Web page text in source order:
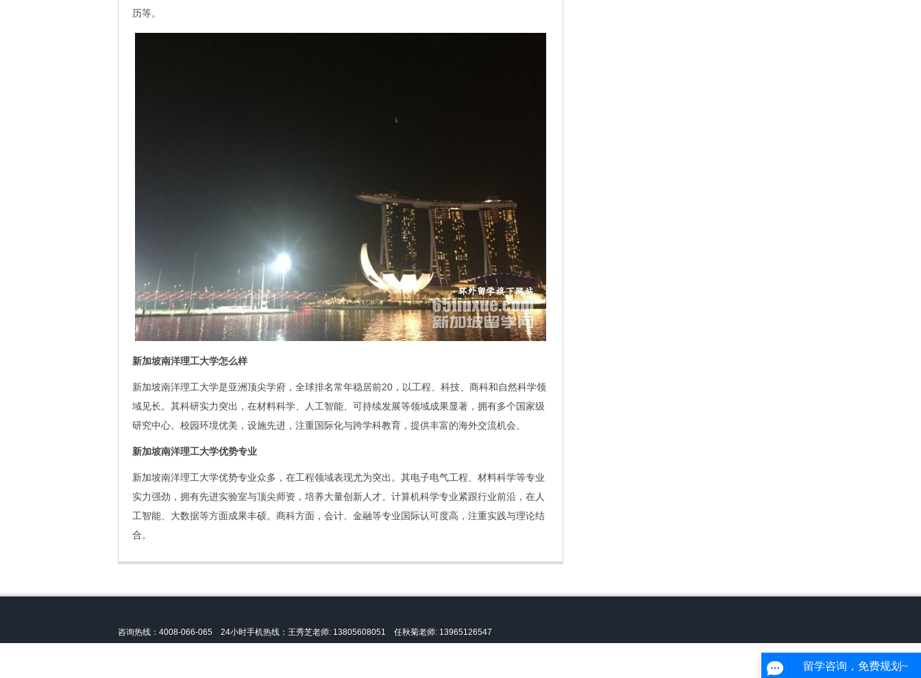
历等。
新加坡南洋理工大学怎么样
新加坡南洋理工大学是亚洲顶尖学府，全球排名常年稳居前20，以工程、科技、商科和自然科学领
域见长。其科研实力突出，在材料科学、人工智能、可持续发展等领域成果显著，拥有多个国家级
研究中心。校园环境优美，设施先进，注重国际化与跨学科教育，提供丰富的海外交流机会。
新加坡南洋理工大学优势专业
新加坡南洋理工大学优势专业众多，在工程领域表现尤为突出。其电子电气工程、材料科学等专业
实力强劲，拥有先进实验室与顶尖师资，培养大量创新人才。计算机科学专业紧跟行业前沿，在人
工智能、大数据等方面成果丰硕。商科方面，会计、金融等专业国际认可度高，注重实践与理论结
合。
咨询热线：4008-066-065 24小时手机热线： 王秀芝老师: 13805608051 任秋菊老师: 13965126547